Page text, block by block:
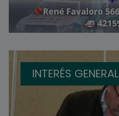
INTERÉS GENERAL